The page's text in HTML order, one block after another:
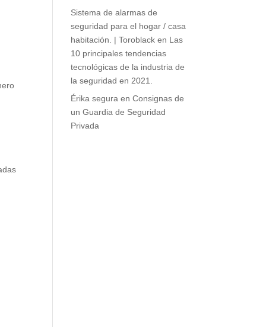
Sistema de alarmas de
seguridad para el hogar / casa
habitación. | Toroblack en Las
10 principales tendencias
tecnológicas de la industria de
la seguridad en 2021.
Érika segura enConsignas de
un Guardia de Seguridad
Privada